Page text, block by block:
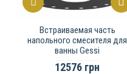
Встраиваемая часть
напольного смесителя для
ванны Gessi
12576 грн